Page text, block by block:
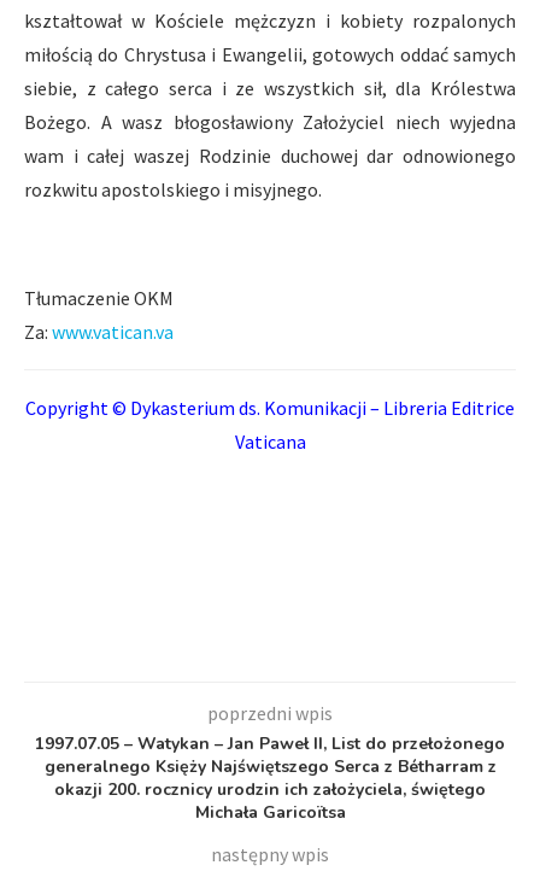
kształtował w Kościele mężczyzn i kobiety rozpalonych
miłością do Chrystusa i Ewangelii, gotowych oddać samych
siebie, z całego serca i ze wszystkich sił, dla Królestwa
Bożego. A wasz błogosławiony Założyciel niech wyjedna
wam i całej waszej Rodzinie duchowej dar odnowionego
rozkwitu apostolskiego i misyjnego.
Tłumaczenie OKM
Za: www.vatican.va
Copyright © Dykasterium ds. Komunikacji – Libreria Editrice
Vaticana
poprzedni wpis
1997.07.05 – Watykan – Jan Paweł II, List do przełożonego
generalnego Księży Najświętszego Serca z Bétharram z
okazji 200. rocznicy urodzin ich założyciela, świętego
Michała Garicoïtsa
następny wpis